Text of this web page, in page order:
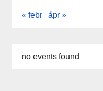
« febr ápr »
no events found